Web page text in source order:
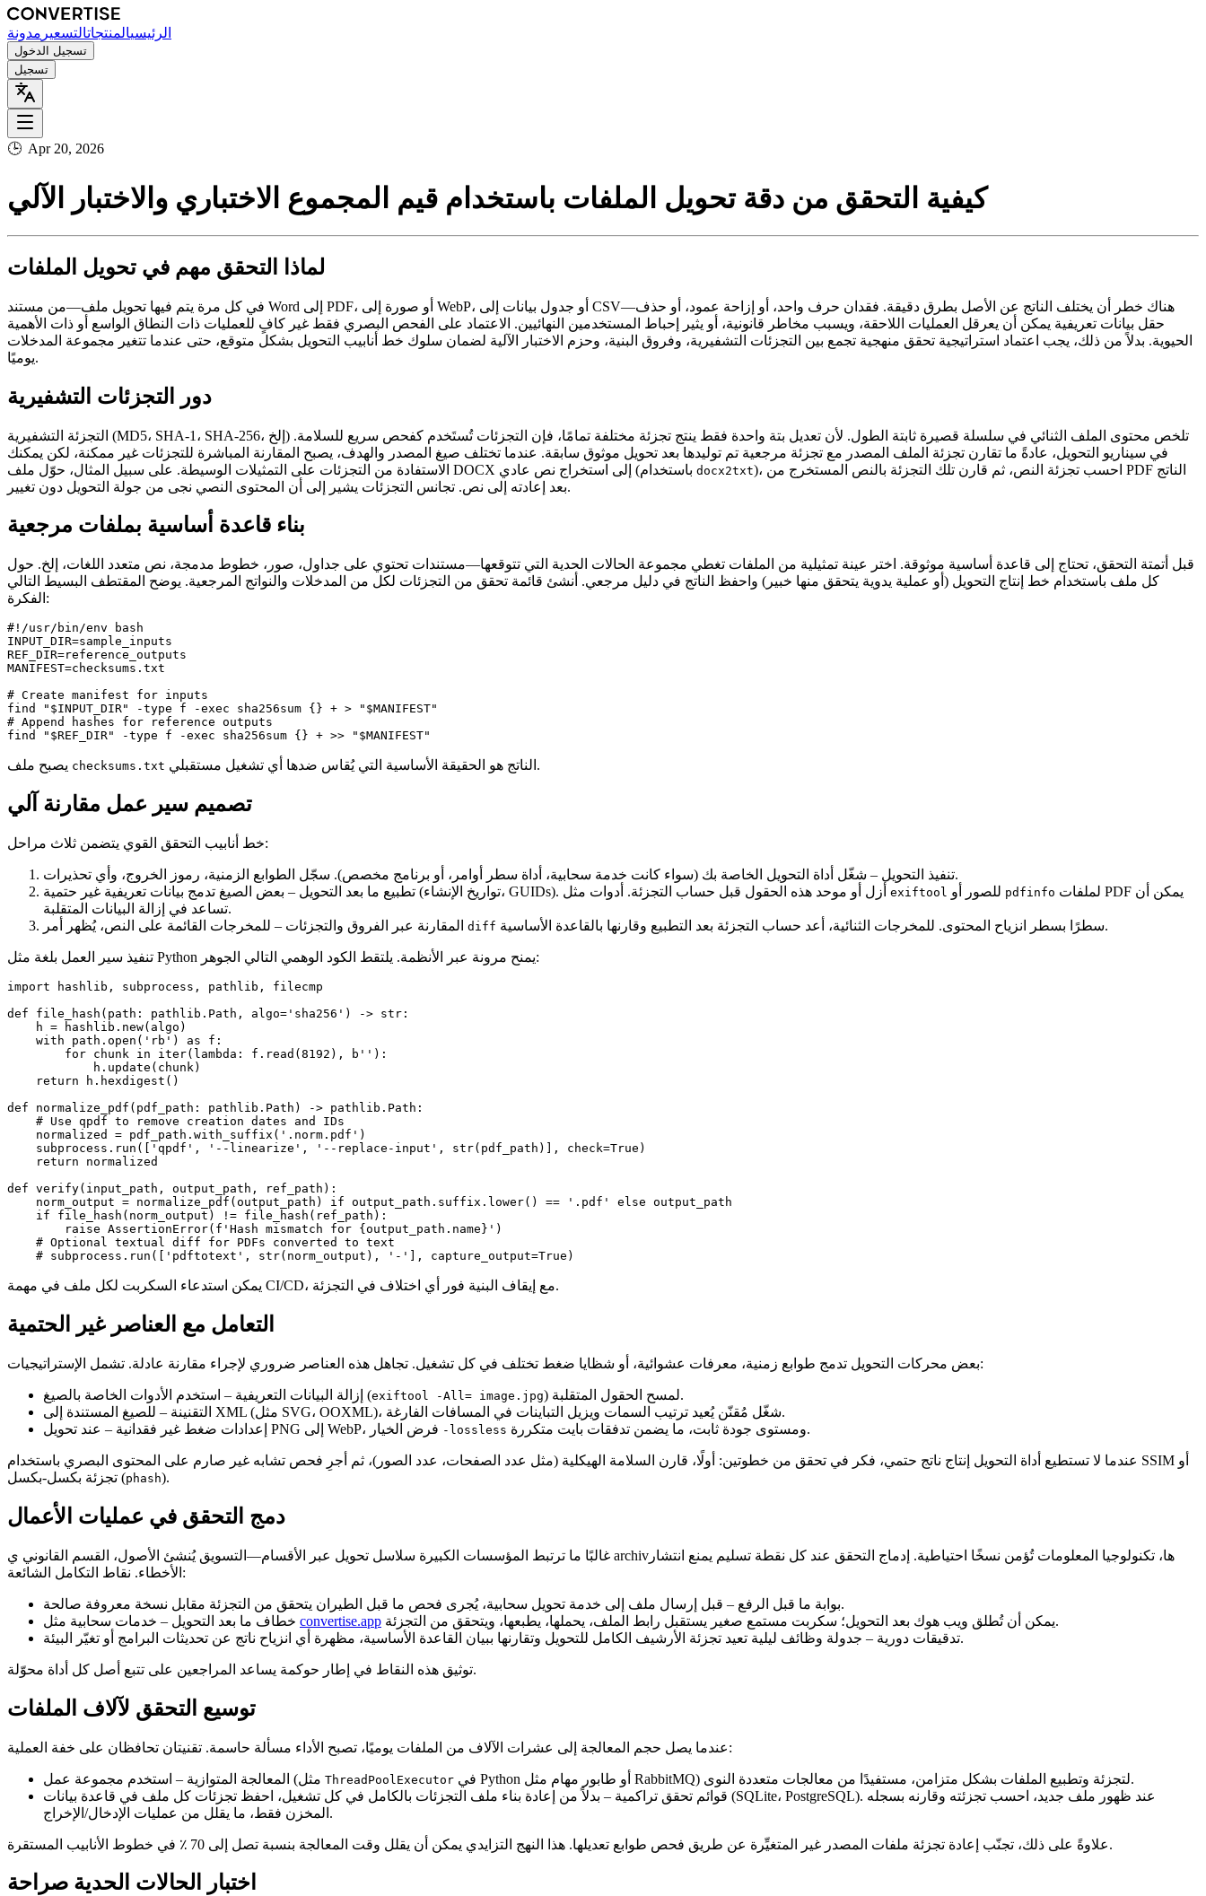
الرئيسيالمنتجاتالتسعير مدونة
تسجيل الدخول
تسجيل
🕒 Apr 20, 2026
كيفية التحقق من دقة تحويل الملفات باستخدام قيم المجموع الاختباري والاختبار الآلي
لماذا التحقق مهم في تحويل الملفات
في كل مرة يتم فيها تحويل ملف—من مستند Word إلى PDF، أو صورة إلى WebP، أو جدول بيانات إلى CSV—هناك خطر أن يختلف الناتج عن الأصل بطرق دقيقة. فقدان حرف واحد، أو إزاحة عمود، أو حذف
حقل بيانات تعريفية يمكن أن يعرقل العمليات اللاحقة، ويسبب مخاطر قانونية، أو يثير إحباط المستخدمين النهائيين. الاعتماد على الفحص البصري فقط غير كافٍ للعمليات ذات النطاق الواسع أو ذات الأهمية
الحيوية. بدلاً من ذلك، يجب اعتماد استراتيجية تحقق منهجية تجمع بين التجزئات التشفيرية، وفروق البنية، وحزم الاختبار الآلية لضمان سلوك خط أنابيب التحويل بشكل متوقع، حتى عندما تتغير مجموعة المدخلات
يوميًا.
دور التجزئات التشفيرية
التجزئة التشفيرية (MD5، SHA‑1، SHA‑256، إلخ) تلخص محتوى الملف الثنائي في سلسلة قصيرة ثابتة الطول. لأن تعديل بتة واحدة فقط ينتج تجزئة مختلفة تمامًا، فإن التجزئات تُستَخدم كفحص سريع للسلامة.
في سيناريو التحويل، عادةً ما تقارن تجزئة الملف المصدر مع تجزئة مرجعية تم توليدها بعد تحويل موثوق سابقة. عندما تختلف صيغ المصدر والهدف، يصبح المقارنة المباشرة للتجزئات غير ممكنة، لكن يمكنك
docx2txt)، احسب تجزئة النص، ثم قارن تلك التجزئة بالنص المستخرج من PDF الناتج
بعد إعادته إلى نص. تجانس التجزئات يشير إلى أن المحتوى النصي نجى من جولة التحويل دون تغيير.
بناء قاعدة أساسية بملفات مرجعية
قبل أتمتة التحقق، تحتاج إلى قاعدة أساسية موثوقة. اختر عينة تمثيلية من الملفات تغطي مجموعة الحالات الحدية التي تتوقعها—مستندات تحتوي على جداول، صور، خطوط مدمجة، نص متعدد اللغات، إلخ. حول
كل ملف باستخدام خط إنتاج التحويل (أو عملية يدوية يتحقق منها خبير) واحفظ الناتج في دليل مرجعي. أنشئ قائمة تحقق من التجزئات لكل من المدخلات والنواتج المرجعية. يوضح المقتطف البسيط التالي
الفكرة:
#!/usr/bin/env bash
INPUT_DIR=sample_inputs
REF_DIR=reference_outputs
MANIFEST=checksums.txt
# Create manifest for inputs
find "$INPUT_DIR" -type f -exec sha256sum {} + > "$MANIFEST"
# Append hashes for reference outputs
checksums.txt الناتج هو الحقيقة الأساسية التي يُقاس ضدها أي تشغيل مستقبلي.
تصميم سير عمل مقارنة آلي
خط أنابيب التحقق القوي يتضمن ثلاث مراحل:
تنفيذ التحويل– شغّل أداة التحويل الخاصة بك (سواء كانت خدمة سحابية، أداة سطر أوامر، أو برنامج مخصص). سجّل الطوابع الزمنية، رموز الخروج، وأي تحذيرات.
تطبيع ما بعد التحويل
exiftool pdfinfo
تساعد في إزالة البيانات المتقلبة.
المقارنة عبر الفروق والتجزئات diff سطرًا بسطر انزياح المحتوى. للمخرجات الثنائية، أعد حساب التجزئة بعد التطبيع وقارنها بالقاعدة الأساسية.
تنفيذ سير العمل بلغة مثل Python يمنح مرونة عبر الأنظمة. يلتقط الكود الوهمي التالي الجوهر:
import hashlib, subprocess, pathlib, filecmp
def file_hash(path: pathlib.Path, algo='sha256') -> str:
    h = hashlib.new(algo)
    with path.open('rb') as f:
        for chunk in iter(lambda: f.read(8192), b''):
            h.update(chunk)
    return h.hexdigest()
def normalize_pdf(pdf_path: pathlib.Path) -> pathlib.Path:
    # Use qpdf to remove creation dates and IDs
    normalized = pdf_path.with_suffix('.norm.pdf')
    subprocess.run(['qpdf', '--linearize', '--replace-input', str(pdf_path)], check=True)
    return normalized
def verify(input_path, output_path, ref_path):
    norm_output = normalize_pdf(output_path) if output_path.suffix.lower() == '.pdf' else output_path
    if file_hash(norm_output) != file_hash(ref_path):
        raise AssertionError(f'Hash mismatch for {output_path.name}')
    # Optional textual diff for PDFs converted to text
يمكن استدعاء السكربت لكل ملف في مهمة CI/CD، مع إيقاف البنية فور أي اختلاف في التجزئة.
التعامل مع العناصر غير الحتمية
بعض محركات التحويل تدمج طوابع زمنية، معرفات عشوائية، أو شظايا ضغط تختلف في كل تشغيل. تجاهل هذه العناصر ضروري لإجراء مقارنة عادلة. تشمل الإستراتيجيات:
إزالة البيانات التعريفية – استخدم الأدوات الخاصة بالصيغ (exiftool -All= image.jpg
) لمسح الحقول المتقلبة.
التقنينة
– للصيغ المستندة إلى XML (مثل SVG، OOXML)، شغّل مُقنّن يُعيد ترتيب السمات ويزيل التباينات في المسافات الفارغة.
إعدادات ضغط غير فقدانية
-lossless ومستوى جودة ثابت، ما يضمن تدفقات بايت متكررة.
عندما لا تستطيع أداة التحويل إنتاج ناتج حتمي، فكر في تحقق من خطوتين: أولًا، قارن السلامة الهيكلية (مثل عدد الصفحات، عدد الصور)، ثم أجرِ فحص تشابه غير صارم على المحتوى البصري باستخدام SSIM أو
تجزئة بكسل‑بكسل (phash).
دمج التحقق في عمليات الأعمال
غالبًا ما ترتبط المؤسسات الكبيرة سلاسل تحويل عبر الأقسام—التسويق يُنشئ الأصول، القسم القانوني ي archivها، تكنولوجيا المعلومات تُؤمن نسخًا احتياطية. إدماج التحقق عند كل نقطة تسليم يمنع انتشار
الأخطاء. نقاط التكامل الشائعة:
بوابة ما قبل الرفع– قبل إرسال ملف إلى خدمة تحويل سحابية، يُجرى فحص ما قبل الطيران يتحقق من التجزئة مقابل نسخة معروفة صالحة.
خطاف ما بعد التحويل convertise.app
يمكن أن تُطلق ويب هوك بعد التحويل؛ سكربت مستمع صغير يستقبل رابط الملف، يحملها، يطبعها، ويتحقق من التجزئة.
تدقيقات دورية– جدولة وظائف ليلية تعيد تجزئة الأرشيف الكامل للتحويل وتقارنها ببيان القاعدة الأساسية، مظهرة أي انزياح ناتج عن تحديثات البرامج أو تغيّر البيئة.
توثيق هذه النقاط في إطار حوكمة يساعد المراجعين على تتبع أصل كل أداة محوّلة.
توسيع التحقق لآلاف الملفات
عندما يصل حجم المعالجة إلى عشرات الآلاف من الملفات يوميًا، تصبح الأداء مسألة حاسمة. تقنيتان تحافظان على خفة العملية:
المعالجة المتوازية ThreadPoolExecutor
في Python أو طابور مهام مثل RabbitMQ) لتجزئة وتطبيع الملفات بشكل متزامن، مستفيدًا من معالجات متعددة النوى.
قوائم تحقق تراكمية – بدلاً من إعادة بناء ملف التجزئات بالكامل في كل تشغيل، احفظ تجزئات كل ملف في قاعدة بيانات (SQLite، PostgreSQL). عند ظهور ملف جديد، احسب تجزئته وقارنه بسجله
المخزن فقط، ما يقلل من عمليات الإدخال/الإخراج.
علاوةً على ذلك، تجنّب إعادة تجزئة ملفات المصدر غير المتغيِّرة عن طريق فحص طوابع تعديلها. هذا النهج التزايدي يمكن أن يقلل وقت المعالجة بنسبة تصل إلى 70 ٪ في خطوط الأنابيب المستقرة.
اختبار الحالات الحدية صراحة